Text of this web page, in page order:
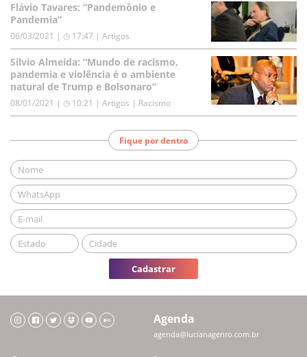
Flávio Tavares: “Pandemônio e
Pandemia”
06/03/2021 | ◷ 17:47 | Artigos
Silvio Almeida: “Mundo de racismo,
pandemia e violência é o ambiente
natural de Trump e Bolsonaro”
08/01/2021 | ◷ 10:21 | Artigos | Racismo
Fique por dentro
Cadastrar
Agenda
agenda@lucianagenro.com.br